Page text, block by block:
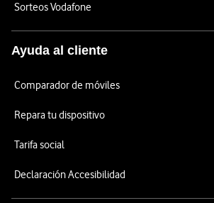
Sorteos Vodafone
Ayuda al cliente
Comparador de móviles
Repara tu dispositivo
Tarifa social
Declaración Accesibilidad